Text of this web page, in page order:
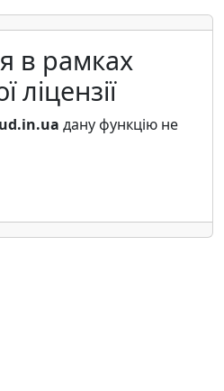
в рамках
ліцензії
дану функцію не